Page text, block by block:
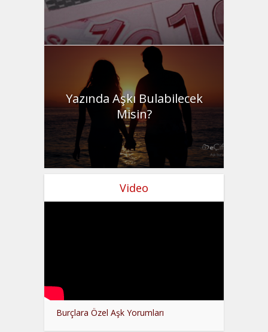
Yazında Aşkı Bulabilecek
Misin?
Video
Burçlara Özel Aşk Yorumları